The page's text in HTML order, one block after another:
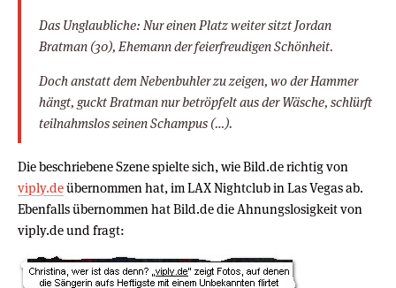
Das Unglaubliche: Nur einen Platz weiter sitzt Jordan
Bratman (30), Ehemann der feierfreudigen Schönheit.
Doch anstatt dem Nebenbuhler zu zeigen, wo der Hammer
hängt, guckt Bratman nur betröpfelt aus der Wäsche, schlürft
teilnahmslos seinen Schampus (…).
Die beschriebene Szene spielte sich, wie Bild.de richtig von
viply.deübernommen hat, im LAX Nightclub in Las Vegas ab.
Ebenfalls übernommen hat Bild.de die Ahnungslosigkeit von
viply.de und fragt: